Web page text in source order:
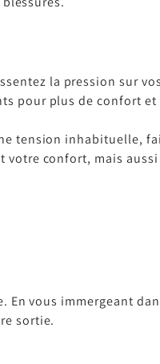
la pression sur
pour plus de confort et
tension inhabituelle,
votre confort, mais
En vous immergeant
sortie.